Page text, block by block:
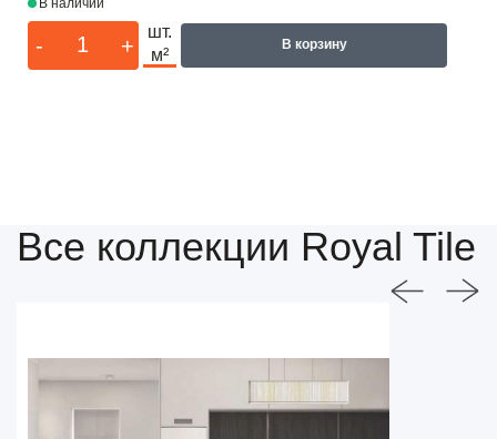
В наличии
- +
шт.
м²
В корзину
Все коллекции Royal Tile